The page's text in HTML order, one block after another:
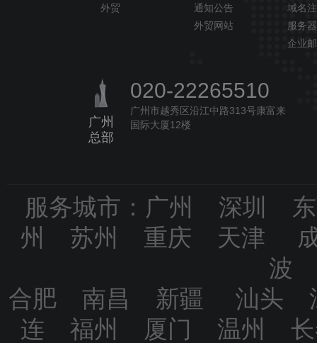
外贸
通知公告
外贸网站
域名
服务器
企业
广州
总部
020-22265510
广州市越秀区沿江中路313号康富来
国际大厦12楼
服务城市：广州 深
州 苏州 重庆 天津
波
合肥 南昌 新疆 汕头
连 福州 厦门 温州